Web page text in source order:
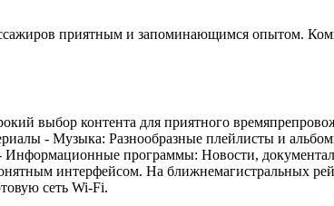
приятным и запоминающимся опытом.
выбор контента для приятного
- Музыка: Разнообразные плейлисты и
программы: Новости,
интерфейсом. На ближнемагистральных
сеть Wi-Fi.